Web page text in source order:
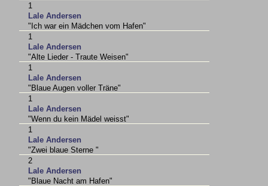
1
Lale Andersen
"Ich war ein Mädchen vom Hafen"
1
Lale Andersen
"Alte Lieder - Traute Weisen"
1
Lale Andersen
"Blaue Augen voller Träne"
1
Lale Andersen
"Wenn du kein Mädel weisst"
1
Lale Andersen
"Zwei blaue Sterne "
2
Lale Andersen
"Blaue Nacht am Hafen"